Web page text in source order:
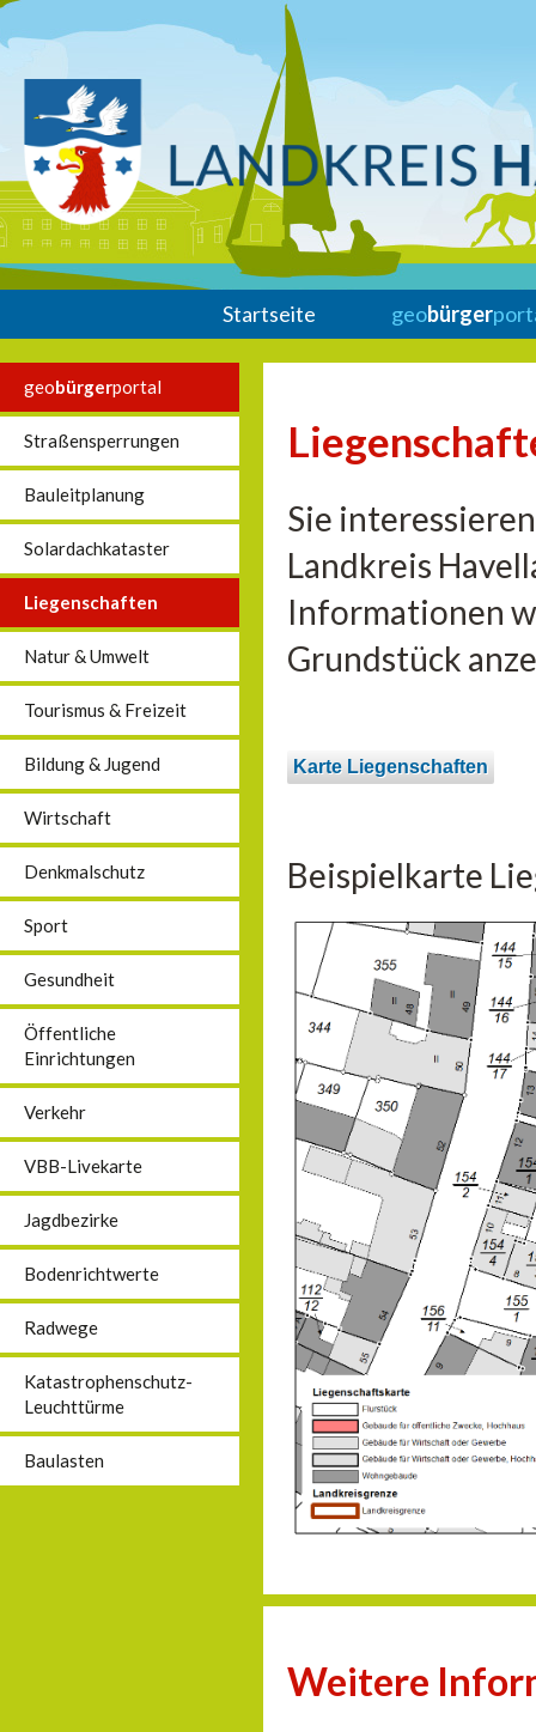
Startseite geobürger
geobürgerportal
Straßensperrungen
Bauleitplanung
Solardachkataster
Liegenschaften
Natur & Umwelt
Tourismus & Freizeit
Bildung & Jugend
Wirtschaft
Denkmalschutz
Sport
Gesundheit
Öffentliche
Einrichtungen
Verkehr
VBB-Livekarte
Jagdbezirke
Bodenrichtwerte
Radwege
Katastrophenschutz-
Leuchttürme
Baulasten
Sie
Landkreis
Informationen
Grundstück
Karte Liegenschaften
Beispielkarte
Weitere